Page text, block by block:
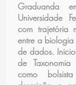
Graduanda
Universidade
com trajetória
entre a biologia
de dados.
de
como